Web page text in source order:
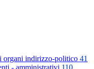
organi indirizzo-politico 41